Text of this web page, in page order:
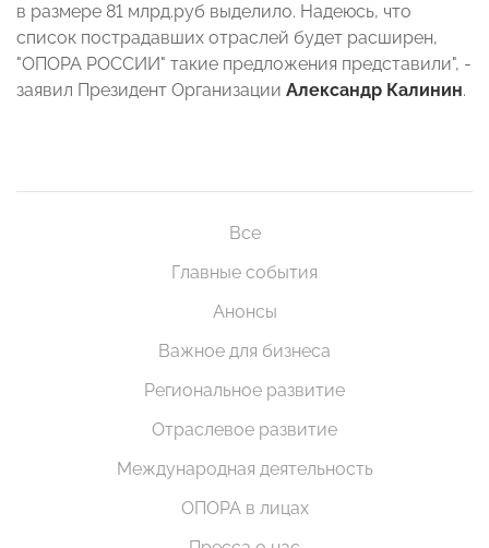
в размере 81 млрд.руб выделило. Надеюсь, что
список пострадавших отраслей будет расширен,
"ОПОРА РОССИИ" такие предложения представили", -
заявил Президент Организации Александр Калинин.
Все
Главные события
Анонсы
Важное для бизнеса
Региональное развитие
Отраслевое развитие
Международная деятельность
ОПОРА в лицах